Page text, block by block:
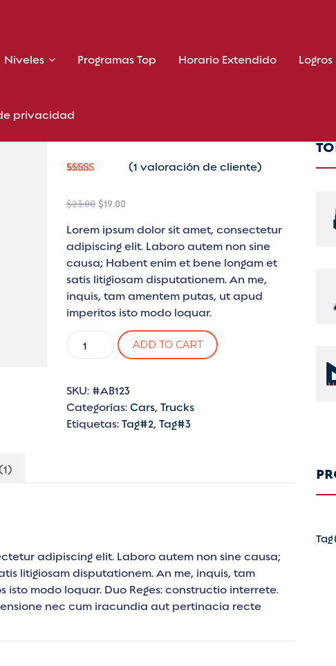
Niveles Programas Top Horario Extendido Logros
privacidad
sobre 5
en
puntuac
ión de
cliente
(1 valoración de cliente)
$23.00 Original
was:
$23.00.
$19.00Current
is:
$19.00.
Lorem ipsum dolor sit amet, consectetur
adipiscing elit. Laboro autem non sine
causa; Habent enim et bene longam et
satis litigiosam disputationem. An me,
inquis, tam amentem putas, ut apud
imperitos isto modo loquar.
Fireball
cantidad
ADD TO CART
SKU: #AB123
Categorías: Cars, Trucks
Etiquetas: Tag#2, Tag#3
adipiscing elit. Laboro autem non sine causa;
litigiosam disputationem. An me, inquis, tam
modo loquar. Duo Reges: constructio interrete.
nec cum iracundia aut pertinacia recte